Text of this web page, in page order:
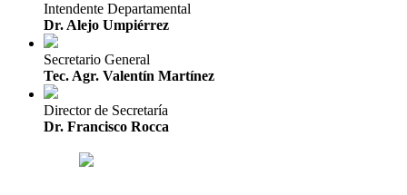
Intendente Departamental
Dr. Alejo Umpiérrez
Secretario General
Tec. Agr. Valentín Martínez
Director de Secretaría
Dr. Francisco Rocca